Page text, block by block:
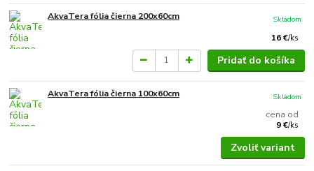
AkvaTera fólia čierna 200x60cm
16 €/ks
Skladom
Pridať do košíka
AkvaTera fólia čierna 100x60cm
cena od
9 €/ks
Skladom
Zvoliť variant